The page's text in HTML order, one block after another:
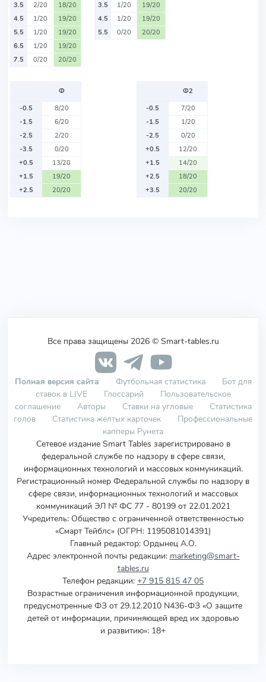
3.5
2/20
18/20
4.5
1/20
19/20
5.5
1/20
19/20
6.5
1/20
19/20
7.5
0/20 20/20
3.5
1/20
19/20
4.5
1/20
19/20
5.5
0/20 20/20
Ф
-0.5
8/20
-1.5
6/20
-2.5
2/20
-3.5
0/20
+0.5
13/20
+1.5
19/20
+2.5
20/20
Ф2
-0.5
7/20
-1.5
1/20
-2.5
0/20
+0.5
12/20
+1.5
14/20
+2.5
18/20
+3.5
20/20
Все права защищены 2026 © Smart-tables.ru
Полная версия сайта Футбольная статистика
Бот для
ставок в LIVE
Глоссарий
Пользовательское
соглашение
Авторы Ставки на угловые
Статистика
голов
Статистика желтых карточек
Профессиональные
капперы Рунета
Сетевое издание Smart Tables зарегистрировано в
федеральной службе по надзору в сфере связи,
информационных технологий и массовых коммуникаций.
Регистрационный номер Федеральной службы по надзору в
сфере связи, информационных технологий и массовых
коммуникаций ЭЛ № ФС 77 - 80199 от 22.01.2021
Учредитель: Общество с ограниченной ответственностью
«Смарт Тейблс» (ОГРН: 1195081014391)
Главный редактор: Ордынец А.О.
Адрес электронной почты редакции: marketing@smart-
tables.ru
Телефон редакции: +7 915 815 47 05
Возрастные ограничения информационной продукции,
предусмотренные ФЗ от 29.12.2010 N436-ФЗ «О защите
детей от информации, причиняющей вред их здоровью
и развитию»: 18+